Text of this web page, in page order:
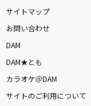
I LOVE YOU
クリス・ハート
らしさ
サイトマップ
お問い合わせ
DAM
DAM★とも
カラオケ＠DAM
サイトのご利用について